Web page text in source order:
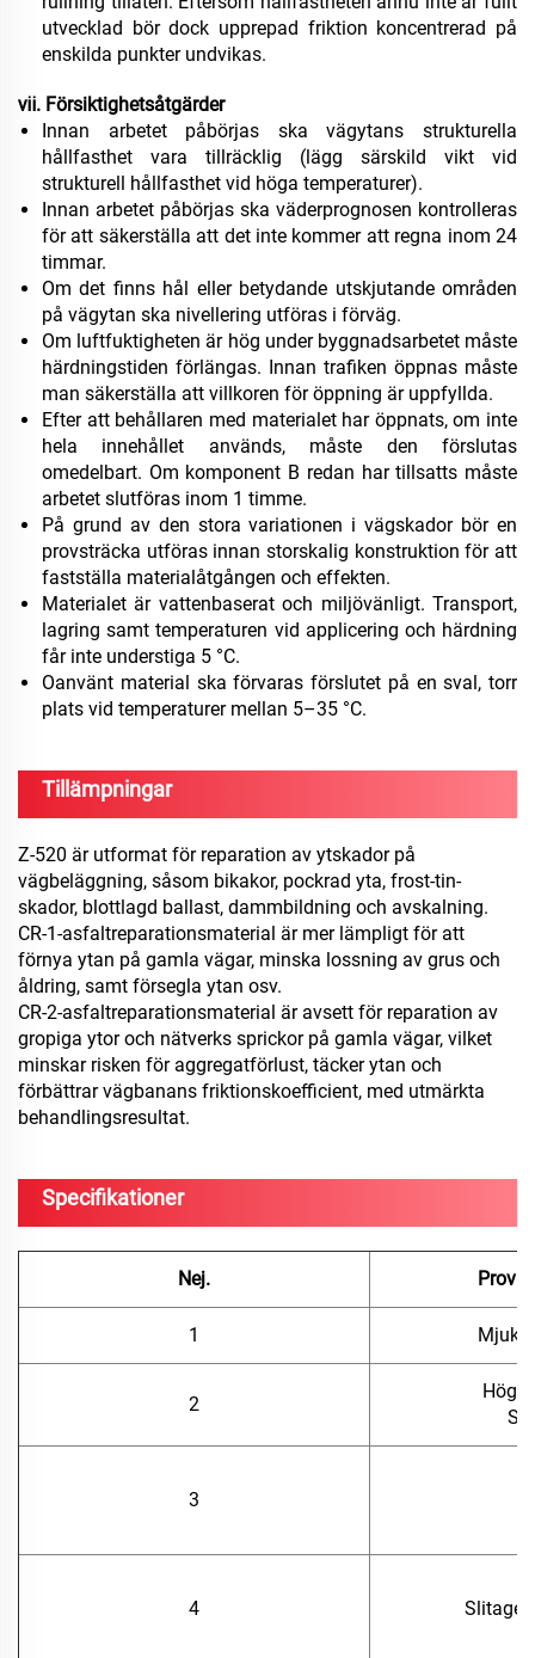
utvecklad bör dock upprepad friktion koncentrerad på
enskilda punkter undvikas.
ⅶ. Försiktighetsåtgärder
Innan arbetet påbörjas ska vägytans strukturella
hållfasthet vara tillräcklig (lägg särskild vikt vid
strukturell hållfasthet vid höga temperaturer).
Innan arbetet påbörjas ska väderprognosen kontrolleras
för att säkerställa att det inte kommer att regna inom 24
timmar.
Om det finns hål eller betydande utskjutande områden
på vägytan ska nivellering utföras i förväg.
Om luftfuktigheten är hög under byggnadsarbetet måste
härdningstiden förlängas. Innan trafiken öppnas måste
man säkerställa att villkoren för öppning är uppfyllda.
Efter att behållaren med materialet har öppnats, om inte
hela innehållet används, måste den förslutas
omedelbart. Om komponent B redan har tillsatts måste
arbetet slutföras inom 1 timme.
På grund av den stora variationen i vägskador bör en
provsträcka utföras innan storskalig konstruktion för att
fastställa materialåtgången och effekten.
Materialet är vattenbaserat och miljövänligt. Transport,
lagring samt temperaturen vid applicering och härdning
får inte understiga 5 °C.
Oanvänt material ska förvaras förslutet på en sval, torr
plats vid temperaturer mellan 5–35 °C.
Tillämpningar
Z-520 är utformat för reparation av ytskador på
vägbeläggning, såsom bikakor, pockrad yta, frost-tin-
skador, blottlagd ballast, dammbildning och avskalning.
CR-1-asfaltreparationsmaterial är mer lämpligt för att
förnya ytan på gamla vägar, minska lossning av grus och
åldring, samt försegla ytan osv.
CR-2-asfaltreparationsmaterial är avsett för reparation av
gropiga ytor och nätverks sprickor på gamla vägar, vilket
minskar risken för aggregatförlust, täcker ytan och
förbättrar vägbanans friktionskoefficient, med utmärkta
behandlingsresultat.
Specifikationer
Nej.
1
2
3
4 Slitage